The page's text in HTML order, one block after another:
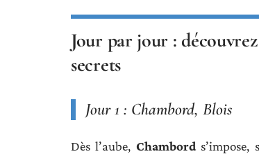
Jour par jour :
secrets
Jour 1 : Chambord, Blois
Dès l’aube, Chambords’impose,